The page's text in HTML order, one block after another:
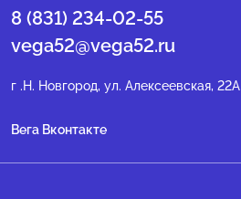
8 (831) 234-02-55
vega52@vega52.ru
г .Н. Новгород, ул. Алексеевская, 22А
Вега Вконтакте